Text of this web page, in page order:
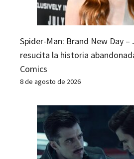
Spider-Man: Brand New Day –
resucita la historia
Comics
8 de agosto de 2026